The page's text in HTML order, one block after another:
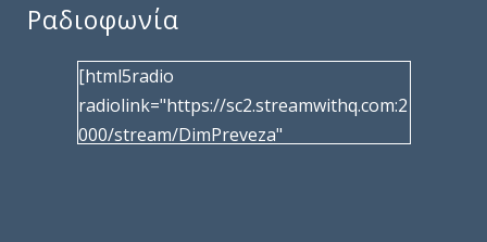
Ραδιοφωνία
[html5radio
radiolink="https://sc2.streamwithq.com:2
000/stream/DimPreveza"